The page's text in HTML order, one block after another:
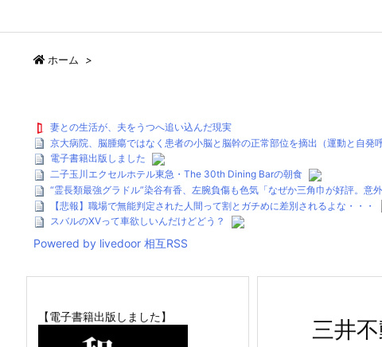
ホーム >
妻との生活が、夫をうつへ追い込んだ現実
京大病院、脳腫瘍ではなく患者の小脳と脳幹の正常部位を摘出（運動と自発
電子書籍出版しました
二子玉川エクセルホテル東急・The 30th Dining Barの朝食
“霊長類最強グラドル”染谷有香、左腕負傷も色気「なぜか三角巾が好評。意
【悲報】職場で無能判定された人間って割とガチめに差別されるよな・・・
スバルのXVって車欲しいんだけどどう？
Powered by livedoor 相互RSS
三井
【電子書籍出版しました】